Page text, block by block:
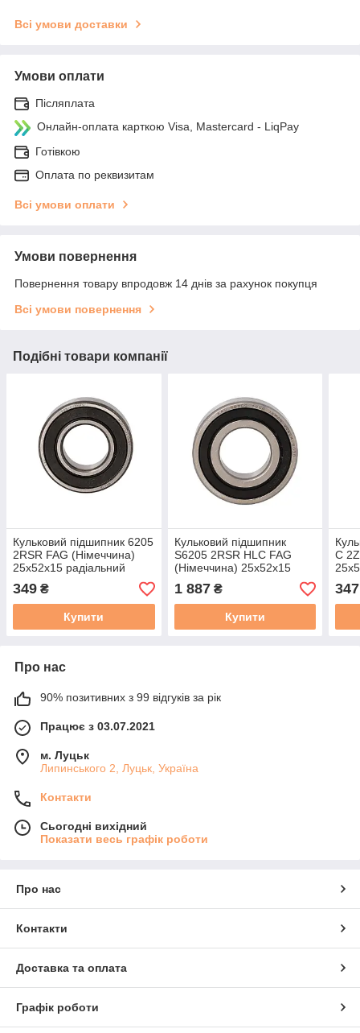
Всі умови доставки
Умови оплати
Післяплата
Онлайн-оплата карткою Visa, Mastercard - LiqPay
Готівкою
Оплата по реквизитам
Всі умови оплати
Умови повернення
Повернення товару впродовж 14 днів за рахунок покупця
Всі умови повернення
Подібні товари компанії
Кульковий підшипник 6205
2RSR FAG (Німеччина)
25x52x15 радіальний
349 ₴
Купити
Кульковий підшипник
S6205 2RSR HLC FAG
(Німеччина) 25x52x15
радіальний
1 887₴
Купити
C
347
Про нас
90% позитивних з 99 відгуків за рік
Працює з 03.07.2021
м. Луцьк
Липинського 2, Луцьк, Україна
Контакти
Сьогодні вихідний
Показати весь графік роботи
Про нас
Контакти
Доставка та оплата
Графік роботи